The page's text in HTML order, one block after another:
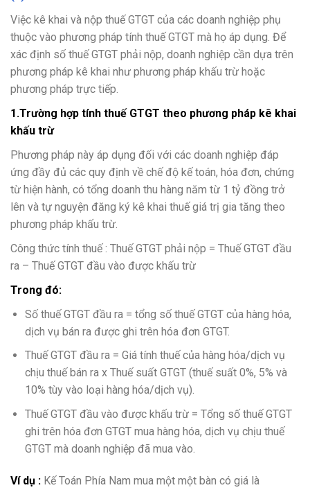
Việc kê khai và nộp thuế GTGT của các doanh nghiệp phụ
thuộc vào phương pháp tính thuế GTGT mà họ áp dụng. Để
xác định số thuế GTGT phải nộp, doanh nghiệp cần dựa trên
phương pháp kê khai như phương pháp khấu trừ hoặc
phương pháp trực tiếp.
1.Trường hợp tính thuế GTGT theo phương pháp kê khai
khấu trừ
Phương pháp này áp dụng đối với các doanh nghiệp đáp
ứng đầy đủ các quy định về chế độ kế toán, hóa đơn, chứng
từ hiện hành, có tổng doanh thu hàng năm từ 1 tỷ đồng trở
lên và tự nguyện đăng ký kê khai thuế giá trị gia tăng theo
phương pháp khấu trừ.
Công thức tính thuế : Thuế GTGT phải nộp = Thuế GTGT đầu
ra – Thuế GTGT đầu vào được khấu trừ
Trong đó:
Số thuế GTGT đầu ra = tổng số thuế GTGT của hàng hóa,
dịch vụ bán ra được ghi trên hóa đơn GTGT.
Thuế GTGT đầu ra = Giá tính thuế của hàng hóa/dịch vụ
chịu thuế bán ra x Thuế suất GTGT (thuế suất 0%, 5% và
10% tùy vào loại hàng hóa/dịch vụ).
Thuế GTGT đầu vào được khấu trừ = Tổng số thuế GTGT
ghi trên hóa đơn GTGT mua hàng hóa, dịch vụ chịu thuế
GTGT mà doanh nghiệp đã mua vào.
Ví dụ : Kế Toán Phía Nam mua một một bàn có giá là